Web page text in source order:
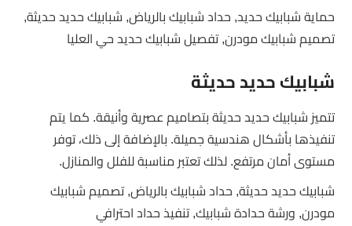
حماية شبابيك حديد, حداد شبابيك بالرياض, شبابيك حديد حديثة,
تصميم شبابيك مودرن, تفصيل شبابيك حديد حي العليا
شبابيك حديد حديثة
تتميز شبابيك حديد حديثة بتصاميم عصرية وأنيقة. كما يتم
تنفيذها بأشكال هندسية جميلة. بالإضافة إلى ذلك، توفر
مستوى أمان مرتفع. لذلك تعتبر مناسبة للفلل والمنازل.
شبابيك حديد حديثة, حداد شبابيك بالرياض, تصميم شبابيك
مودرن, ورشة حدادة شبابيك, تنفيذ حداد احترافي